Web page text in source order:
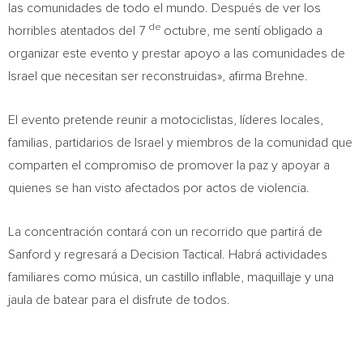
las comunidades de todo el mundo. Después de ver los
horribles atentados del 7 de octubre, me sentí obligado a
organizar este evento y prestar apoyo a las comunidades de
Israel que necesitan ser reconstruidas», afirma Brehne.
El evento pretende reunir a motociclistas, líderes locales,
familias, partidarios de Israel y miembros de la comunidad que
comparten el compromiso de promover la paz y apoyar a
quienes se han visto afectados por actos de violencia.
La concentración contará con un recorrido que partirá de
Sanford y regresará a Decision Tactical. Habrá actividades
familiares como música, un castillo inflable, maquillaje y una
jaula de batear para el disfrute de todos.